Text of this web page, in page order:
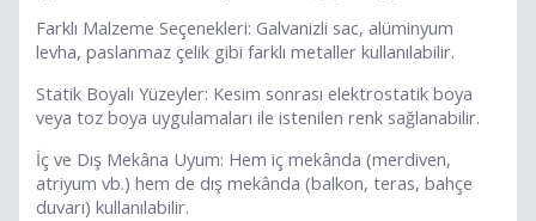
Farklı Malzeme Seçenekleri: Galvanizli sac, alüminyum
levha, paslanmaz çelik gibi farklı metaller kullanılabilir.
Statik Boyalı Yüzeyler: Kesim sonrası elektrostatik boya
veya toz boya uygulamaları ile istenilen renk sağlanabilir.
İç ve Dış Mekâna Uyum: Hem iç mekânda (merdiven,
atriyum vb.) hem de dış mekânda (balkon, teras, bahçe
duvarı) kullanılabilir.